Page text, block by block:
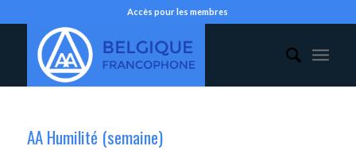
Accès pour les membres
AA Humilité (semaine)